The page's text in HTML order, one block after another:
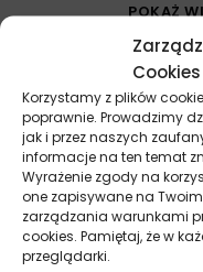
Cookies
Korzystamy z plików
poprawnie. Prowadzimy
jak i przez naszych
informacje na ten temat
Wyrażenie zgody na
one zapisywane na
zarządzania warunkami
cookies. Pamiętaj, że w
przeglądarki.
POKAŻ
Przydatne linki
Oleje
Chemia